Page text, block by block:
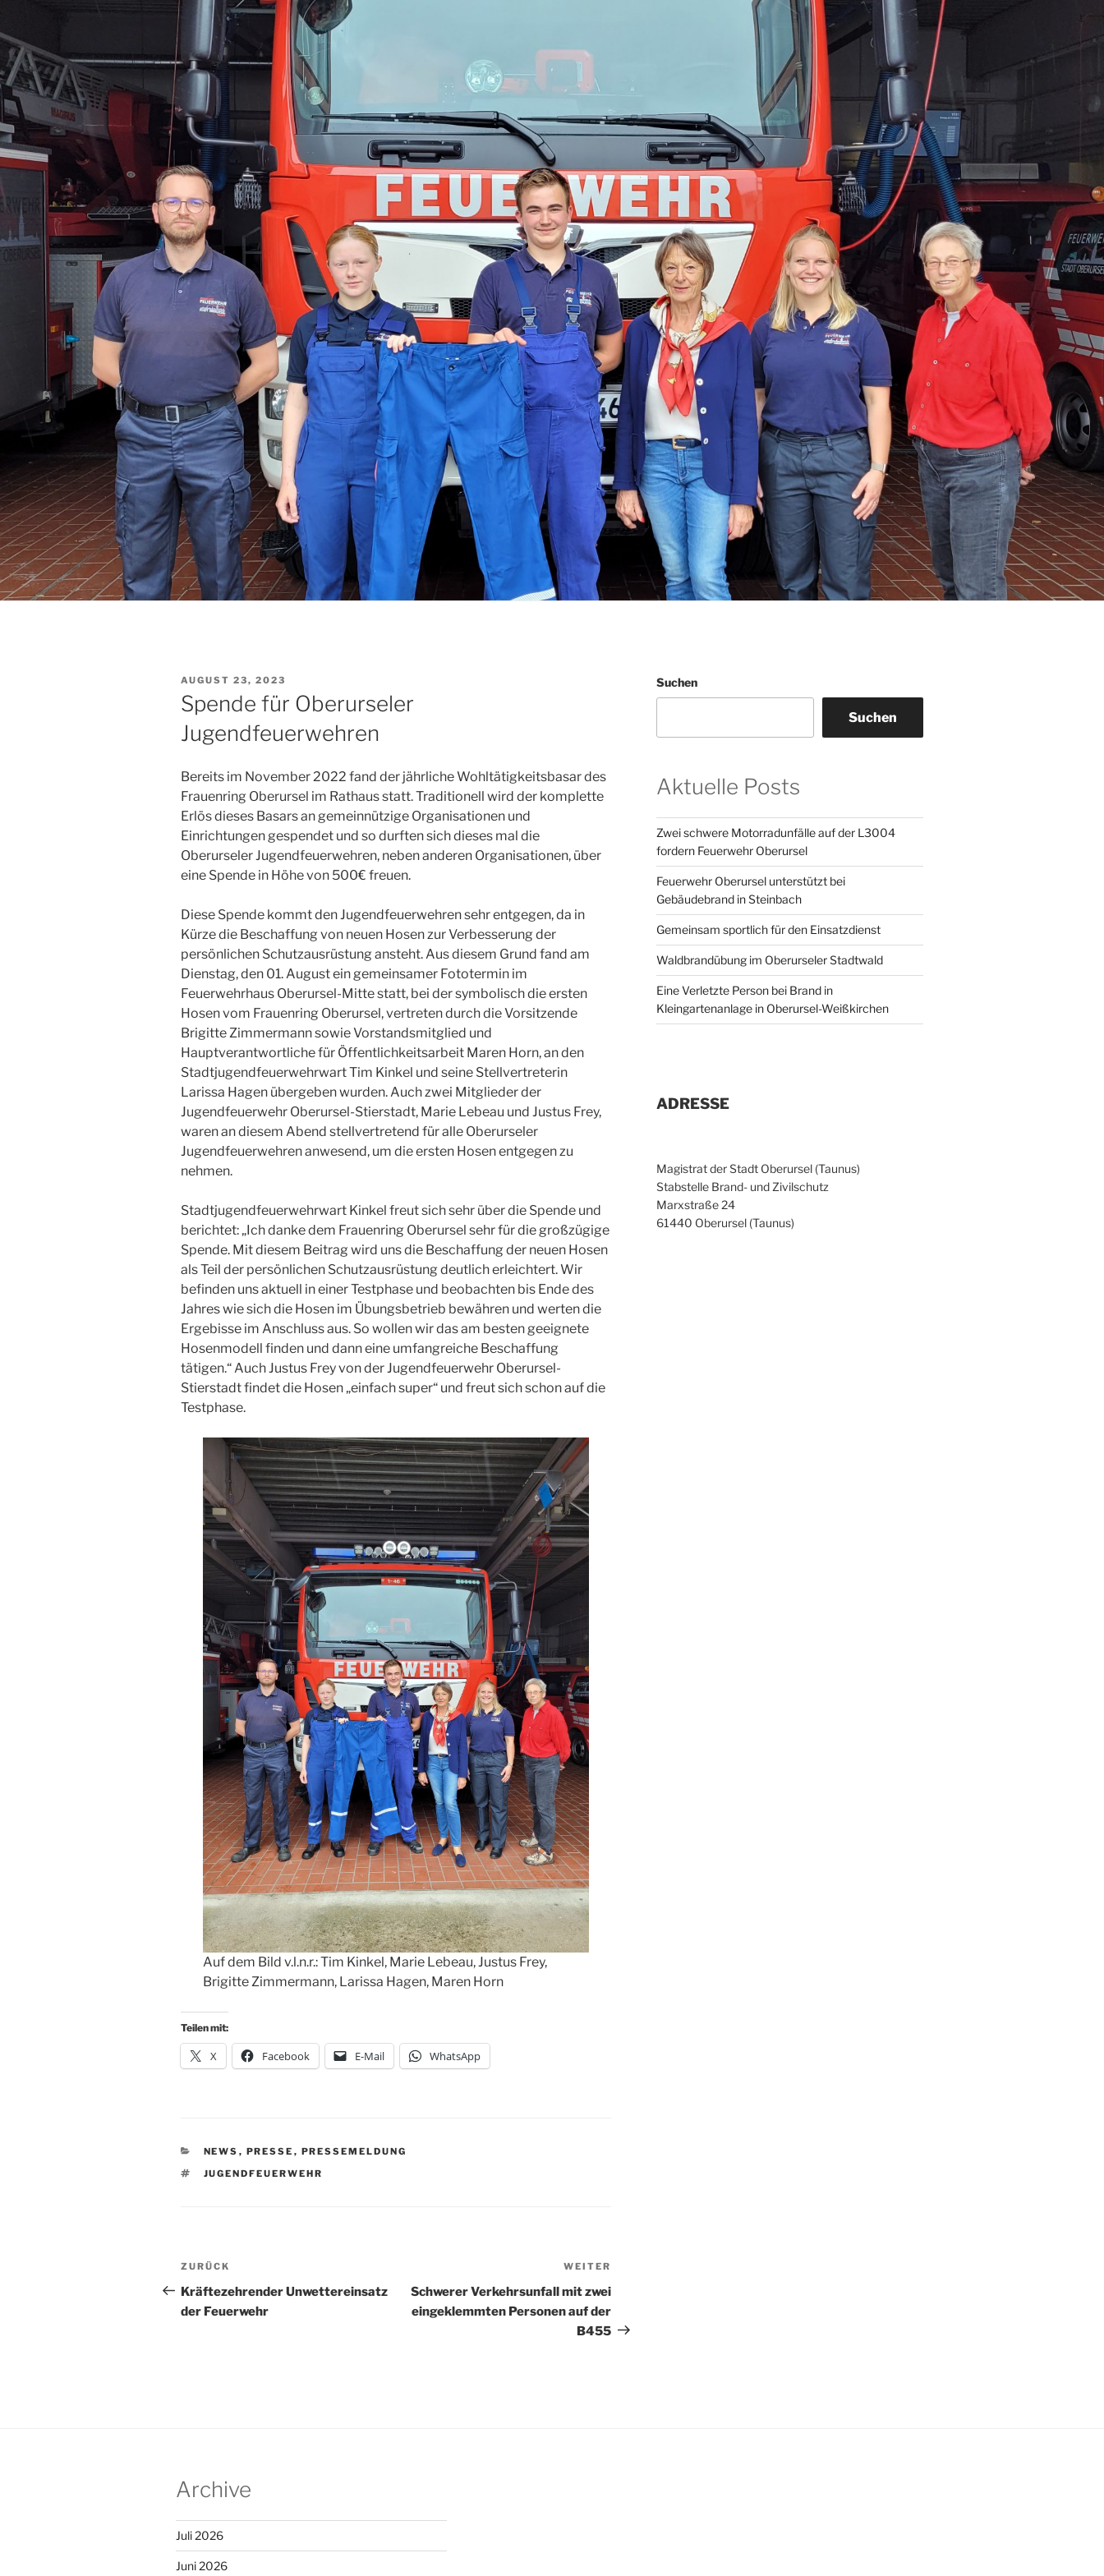
VERÖFFENTLICHT
AM
AUGUST 23, 2023
Spende für Oberurseler
Jugendfeuerwehren
Bereits im November 2022 fand der jährliche Wohltätigkeitsbasar des
Frauenring Oberursel im Rathaus statt. Traditionell wird der komplette
Erlös dieses Basars an gemeinnützige Organisationen und
Einrichtungen gespendet und so durften sich dieses mal die
Oberurseler Jugendfeuerwehren, neben anderen Organisationen, über
eine Spende in Höhe von 500€ freuen.
Diese Spende kommt den Jugendfeuerwehren sehr entgegen, da in
Kürze die Beschaffung von neuen Hosen zur Verbesserung der
persönlichen Schutzausrüstung ansteht. Aus diesem Grund fand am
Dienstag, den 01. August ein gemeinsamer Fototermin im
Feuerwehrhaus Oberursel-Mitte statt, bei der symbolisch die ersten
Hosen vom Frauenring Oberursel, vertreten durch die Vorsitzende
Brigitte Zimmermann sowie Vorstandsmitglied und
Hauptverantwortliche für Öffentlichkeitsarbeit Maren Horn, an den
Stadtjugendfeuerwehrwart Tim Kinkel und seine Stellvertreterin
Larissa Hagen übergeben wurden. Auch zwei Mitglieder der
Jugendfeuerwehr Oberursel-Stierstadt, Marie Lebeau und Justus Frey,
waren an diesem Abend stellvertretend für alle Oberurseler
Jugendfeuerwehren anwesend, um die ersten Hosen entgegen zu
nehmen.
Stadtjugendfeuerwehrwart Kinkel freut sich sehr über die Spende und
berichtet: „Ich danke dem Frauenring Oberursel sehr für die großzügige
Spende. Mit diesem Beitrag wird uns die Beschaffung der neuen Hosen
als Teil der persönlichen Schutzausrüstung deutlich erleichtert. Wir
befinden uns aktuell in einer Testphase und beobachten bis Ende des
Jahres wie sich die Hosen im Übungsbetrieb bewähren und werten die
Ergebisse im Anschluss aus. So wollen wir das am besten geeignete
Hosenmodell finden und dann eine umfangreiche Beschaffung
tätigen.“ Auch Justus Frey von der Jugendfeuerwehr Oberursel-
Stierstadt findet die Hosen „einfach super“ und freut sich schon auf die
Testphase.
Auf dem Bild v.l.n.r.: Tim Kinkel, Marie Lebeau, Justus Frey,
Brigitte Zimmermann, Larissa Hagen, Maren Horn
Teilen mit:
X Facebook E-Mail WhatsApp
KATEGORIEN
NEWS , PRESSE , PRESSEMELDUNG
SCHLAGWÖRTER
JUGENDFEUERWEHR
Beitragsnavigation
Vorheriger
Beitrag
ZURÜCK
Kräftezehrender Unwettereinsatz
der Feuerwehr
Beitrag
WEITER
Schwerer Verkehrsunfall mit zwei
eingeklemmten Personen auf der
B455
Suchen
Suchen
Aktuelle Posts
Zwei schwere Motorradunfälle auf der L3004
fordern Feuerwehr Oberursel
Feuerwehr Oberursel unterstützt bei
Gebäudebrand in Steinbach
Gemeinsam sportlich für den Einsatzdienst
Waldbrandübung im Oberurseler Stadtwald
Eine Verletzte Person bei Brand in
Kleingartenanlage in Oberursel-Weißkirchen
ADRESSE
Magistrat der Stadt Oberursel (Taunus)
Stabstelle Brand- und Zivilschutz
Marxstraße 24
61440 Oberursel (Taunus)
Archive
Juli 2026
Juni 2026